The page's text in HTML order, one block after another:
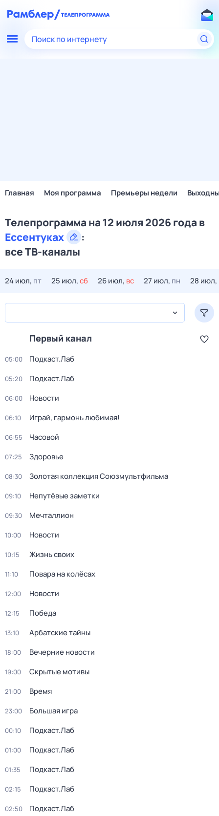
Поиск по интернету
Главная Моя программа Премьеры недели
Телепрограмма на 12 июля 2026 года в
Ессентуках
:
все ТВ-каналы
24 июл, пт 25 июл,сб 26 июл, вс 27 июл, пн 28 июл,
Первый канал
05:00 Подкаст.Лаб
05:20 Подкаст.Лаб
06:00 Новости
06:10 Играй, гармонь любимая!
06:55 Часовой
07:25 Здоровье
08:30 Золотая коллекция Союзмультфильма
09:10 Непутёвые заметки
09:30 Мечталлион
10:00 Новости
10:15 Жизнь своих
11:10 Повара на колёсах
12:00 Новости
12:15 Победа
13:10 Арбатские тайны
18:00 Вечерние новости
19:00 Скрытые мотивы
21:00 Время
23:00 Большая игра
00:10 Подкаст.Лаб
01:00 Подкаст.Лаб
01:35 Подкаст.Лаб
02:15 Подкаст.Лаб
02:50 Подкаст.Лаб